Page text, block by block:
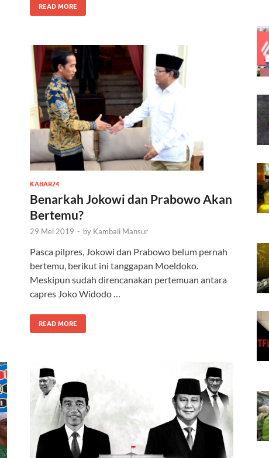
READ MORE
KABAR24
Benarkah Jokowi dan Prabowo Akan
Bertemu?
29 Mei 2019 - by Kambali Mansur
Pasca pilpres, Jokowi dan Prabowo belum pernah
bertemu, berikut ini tanggapan Moeldoko.
Meskipun sudah direncanakan pertemuan antara
capres Joko Widodo …
READ MORE